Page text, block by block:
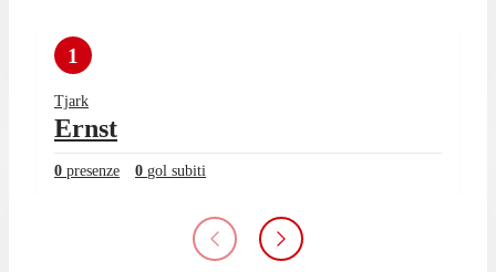
1
Tjark
Ernst
0 presenze 0 gol subiti